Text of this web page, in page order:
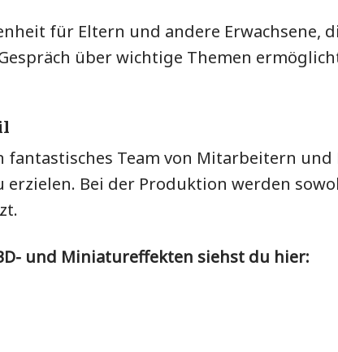
für Eltern und andere Erwachsene,
über wichtige Themen
Team von Mitarbeitern
Bei der Produktion werden
und Miniatureffekten siehst du hier: